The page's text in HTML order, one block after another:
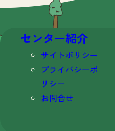
センター紹介
サイトポリシー
プライバシーポ
リシー
お問合せ